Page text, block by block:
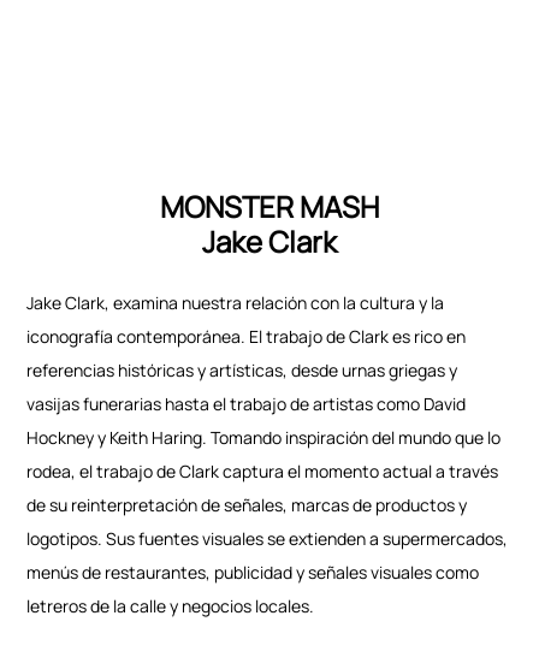
MONSTER MASH
Jake Clark
Jake Clark, examina nuestra relación con la cultura y la
iconografía contemporánea. El trabajo de Clark es rico en
referencias históricas y artísticas, desde urnas griegas y
vasijas funerarias hasta el trabajo de artistas como David
Hockney y Keith Haring. Tomando inspiración del mundo que lo
rodea, el trabajo de Clark captura el momento actual a través
de su reinterpretación de señales, marcas de productos y
logotipos. Sus fuentes visuales se extienden a supermercados,
menús de restaurantes, publicidad y señales visuales como
letreros de la calle y negocios locales.